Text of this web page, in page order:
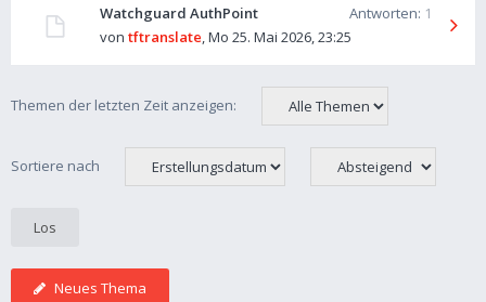
Watchguard AuthPoint Antworten: 1
von tftranslate,Mo 25. Mai 2026, 23:25
Themen der letzten Zeit anzeigen:
Sortiere nach
Neues Thema